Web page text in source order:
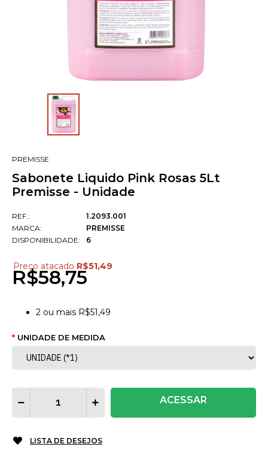
PREMISSE
Sabonete Liquido Pink Rosas 5Lt
Premisse - Unidade
REF.:
MARCA:
DISPONIBILIDADE:
1.2093.001
PREMISSE
6
Preço atacado R$51,49
R$58,75
2 ou mais R$51,49
UNIDADE DE MEDIDA
ACESSAR
LISTA DE DESEJOS